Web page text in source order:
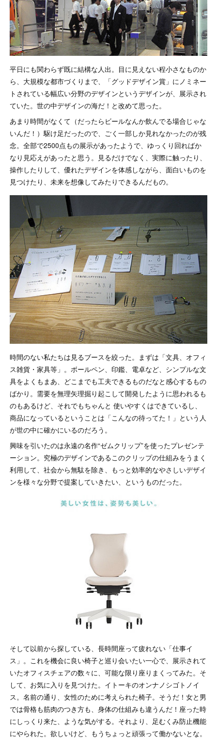
平日にも関わらず既に結構な人出。目に見えない程小さなものか
ら、大規模な都市づくりまで、「グッドデザイン賞」にノミネー
トされている幅広い分野のデザインというデザインが、展示され
ていた。世の中デザインの海だ！と改めて思った。
あまり時間がなくて（だったらビールなんか飲んでる場合じゃな
いんだ！）駆け足だったので、ごく一部しか見れなかったのが残
念。全部で2500点もの展示があったようで、ゆっくり回ればか
なり見応えがあったと思う。見るだけでなく、実際に触ったり、
操作したりして、優れたデザインを体感しながら、面白いものを
見つけたり、未来を想像してみたりできるんだもの。
時間のない私たちは見るブースを絞った。まずは「文具、オフィ
ス雑貨・家具等」。ボールペン、印鑑、電卓など、シンプルな文
具をよくもまあ、どこまでも工夫できるものだなと感心するもの
ばかり。需要を無理矢理掘り起こして開発したように思われるも
のもあるけど、それでもちゃんと 使いやすくはできているし、
商品になっているということは「こんなの待ってた！」という人
が世の中に確かにいるのだろう。
興味を引いたのは永遠の名作“ゼムクリップ”を使ったプレゼンテ
ーション。究極のデザインであるこのクリップの仕組みをうまく
利用して、社会から無駄を除き、もっと効率的なやさしいデザイ
ンを様々な分野で提案していきたい、というものだった。
そして以前から探している、長時間座って疲れない「仕事イ
ス」。これを機会に良い椅子と巡り会いたい一心で、展示されて
いたオフィスチェアの数々に、可能な限り座りまくってみた。そ
して、お気に入りを見つけた。イトーキのオンナノシゴトノイ
ス。名前の通り、女性のために考えられた椅子。そうだ！女と男
では骨格も筋肉のつき方も、身体の仕組みも違うんだ！座った時
にしっくり来た、ような気がする。それより、足むくみ防止機能
にやられた。欲しいけど、もうちょっと頑張って働かないとな。